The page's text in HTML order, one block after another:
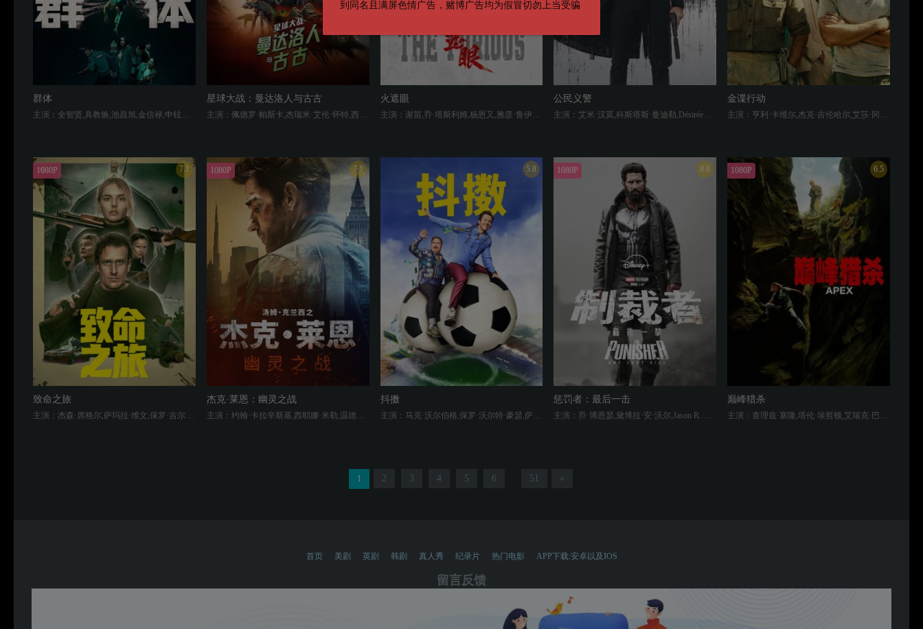
到同名且满屏色情广告，赌博广告均为假冒切勿上当受骗
群体 星球大战：曼达洛人与古古 火遮眼 公民义警 金谍行动
1080P 7.1
致命之旅
主演：杰森·席格尔,萨玛拉·维文,保罗·吉尔福伊尔,基思·雅各,蒂莫西·奥利芬特,朱丽叶特·刘易斯,尼科莱·金斯基,Kayla Jenee Radomski
1080P 7.1
杰克·莱恩：幽灵之战
主演：约翰·卡拉辛斯基,西耶娜·米勒,温德尔·皮尔斯,迈克尔·凯利,马克思·比斯雷,约翰·约瑟夫·菲尔德,道格拉斯·霍奇,贝蒂·加布里埃尔
5.8
抖擞
主演：马克·沃尔伯格,保罗·沃尔特·豪瑟,萨莎·拜伦·科恩,本杰明·布拉特,Luciano Szafir,艾娃·德多米尼奇,丹妮拉·曼希沃,莫莉·香侬
1080P 8.6
惩罚者：最后一击
主演：乔·博恩瑟,黛博拉·安·沃尔,Jason R. Moore,朱迪丝·莱特,Kelli Barrett,安德烈·洛优,约翰·道格拉斯·汤普森,Colton Hill
1080P 6.5
巅峰猎杀
主演：查理兹·塞隆,塔伦·埃哲顿,艾瑞克·巴纳,凯特琳·斯塔西,Bessie Holland,Zachary Garred,Matt Whelan,Rob Carlton
1 2 3 4 5 6 51 »
首页 美剧 英剧 韩剧 真人秀 纪录片 热门电影 APP下载:安卓以及IOS
留言反馈